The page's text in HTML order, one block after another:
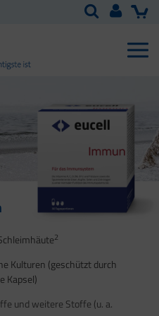
2
Kulturen (geschützt durch
Kapsel)
und weitere Stoffe (u. a.
4